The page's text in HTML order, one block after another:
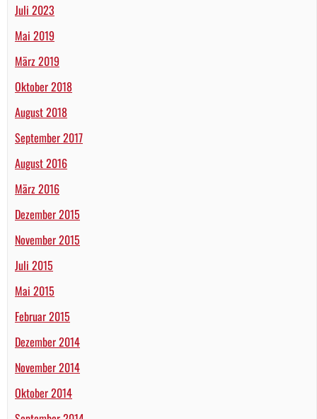
Juli 2023
Mai 2019
März 2019
Oktober 2018
August 2018
September 2017
August 2016
März 2016
Dezember 2015
November 2015
Juli 2015
Mai 2015
Februar 2015
Dezember 2014
November 2014
Oktober 2014